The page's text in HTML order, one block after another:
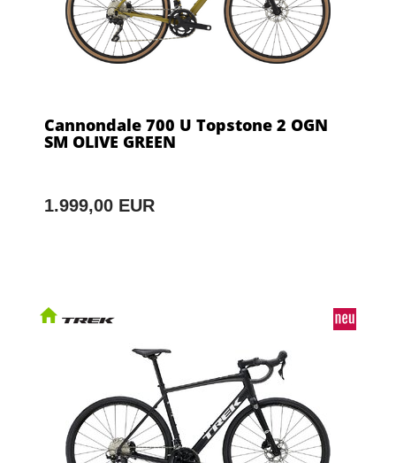
Cannondale 700 U Topstone 2 OGN
SM OLIVE GREEN
1.999,00 EUR